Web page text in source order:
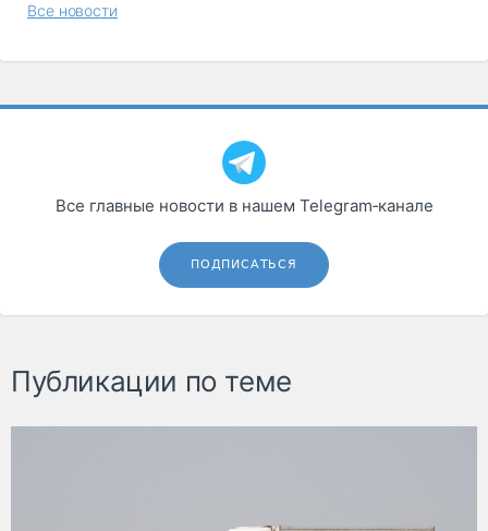
Все новости
Все главные новости в нашем Telegram‑канале
ПОДПИСАТЬСЯ
Публикации по теме